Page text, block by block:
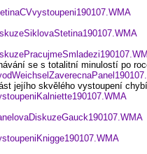
se s totalitní minulostí po
jejího skvělého vystoupení